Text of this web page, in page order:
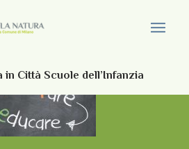
in Città Scuole dell’Infanzia